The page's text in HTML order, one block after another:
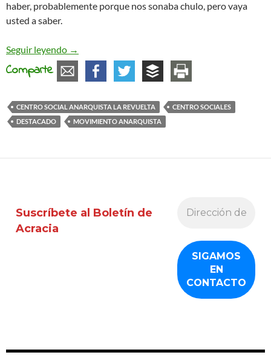
haber, probablemente porque nos sonaba chulo, pero vaya
usted a saber.
Seguir leyendo Redes Libertarias entrevista al Centro Social
→
Comparte
CENTRO SOCIAL ANARQUISTA LA REVUELTA
CENTRO SOCIALES
DESTACADO
MOVIMIENTO ANARQUISTA
Suscríbete al Boletín de
Acracia